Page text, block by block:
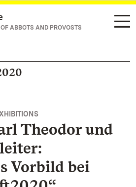
ABBOTS AND PROVOSTS
Theodor und
Vorbild bei